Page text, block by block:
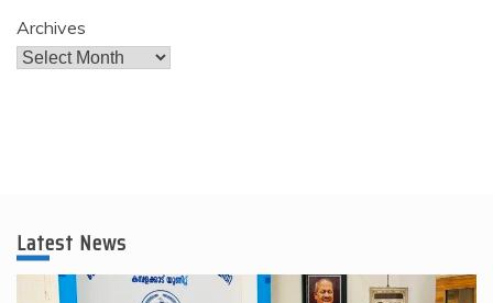
Archives
Latest News